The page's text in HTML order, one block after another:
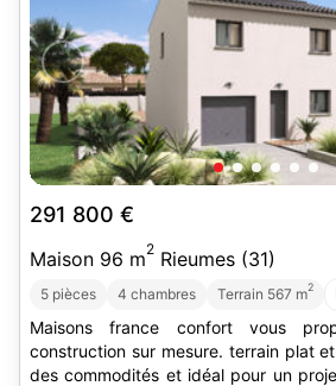
291 800 €
Maison 96 m2 Rieumes (31)
5 pièces 4 chambres Terrain 567 m2
Maisons france confort vous
construction sur mesure. terrain plat
des commodités et idéal pour un